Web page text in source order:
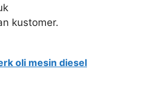
kustomer.
oli mesin diesel